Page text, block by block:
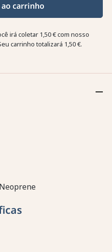
carrinho
irá coletar 1,50 €com nosso
carrinho totalizará 1,50 €.
Neoprene